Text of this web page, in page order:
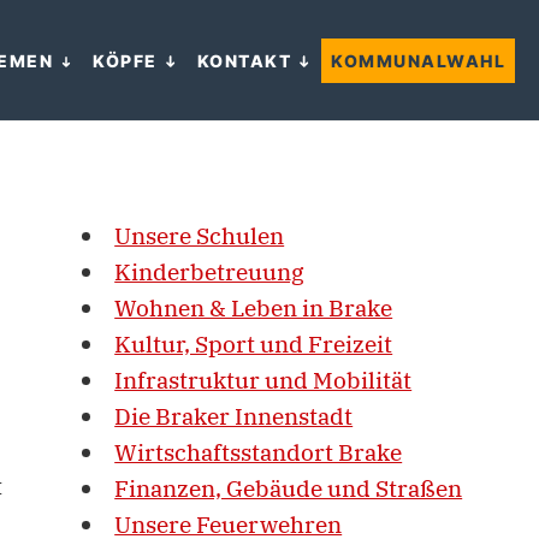
KÖPFE KONTAKT KOMMUNALWAHL
Unsere Schulen
Kinderbetreuung
Wohnen & Leben in Brake
Kultur, Sport und Freizeit
Infrastruktur und Mobilität
Die Braker Innenstadt
Wirtschaftsstandort Brake
Finanzen, Gebäude und Straßen
Unsere Feuerwehren